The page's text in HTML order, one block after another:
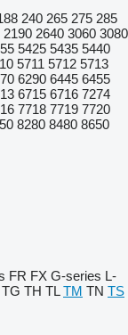
240 265 275 285
2190 2640 3060 3080
5425 5435 5440
5711 5712 5713
6290 6445 6455
6715 6716 7274
7718 7719 7720
8280 8480 8650
FR FX G-series L-
TG TH TL TM TN TS